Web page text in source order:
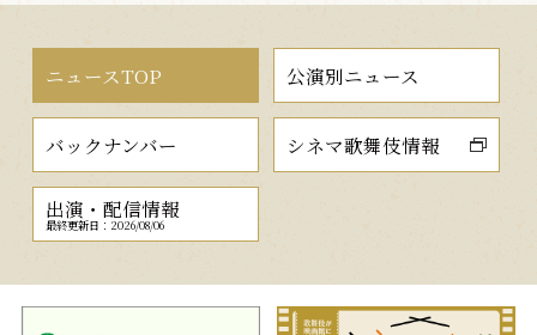
ニュースTOP 公演別ニュース
バックナンバー シネマ歌舞伎情報
出演・配信情報
最終更新日：2026/08/06